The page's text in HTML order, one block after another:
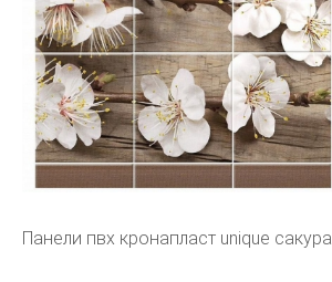
Панели пвх кронапласт unique сакура .